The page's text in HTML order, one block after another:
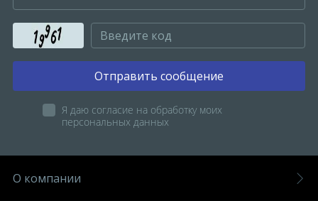
Отправить сообщение
Я даю согласие на обработку моих
персональных данных
О компании